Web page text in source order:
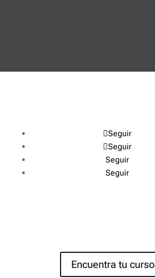
Seguir
Seguir
Seguir
Seguir
Encuentra tu curso